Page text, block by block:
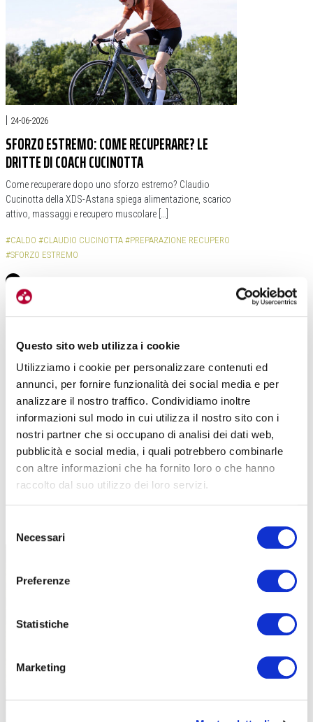
Questo sito web utilizza i cookie
Utilizziamo i cookie per personalizzare contenuti ed
annunci, per fornire funzionalità dei social media e per
analizzare il nostro traffico. Condividiamo inoltre
informazioni sul modo in cui utilizza il nostro sito con i
nostri partner che si occupano di analisi dei dati web,
pubblicità e social media, i quali potrebbero combinarle
con altre informazioni che ha fornito loro o che hanno
raccolto dal suo utilizzo dei loro servizi.
delNecessari
Preferenze
Statistiche
Marketing
| 24-06-2026
SFORZO ESTREMO: COME RECUPERARE? LE
DRITTE DI COACH CUCINOTTA
Come recuperare dopo uno sforzo estremo? Claudio
Cucinotta della XDS-Astana spiega alimentazione, scarico
attivo, massaggi e recupero muscolare […]
#CALDO #CLAUDIO CUCINOTTA #PREPARAZIONE RECUPERO
#SFORZO ESTREMO